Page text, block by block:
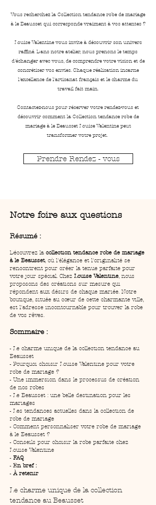
Vous recherchez la Collection tendance robe de mariage
à le Beausset qui corresponde vraiment à vos attentes ?
Louise Valentine vous invite à découvrir son univers
raffiné. Dans notre atelier, nous prenons le temps
d'échanger avec vous, de comprendre votre vision et de
concrétiser vos envies. Chaque réalisation incarne
l'excellence de l'artisanat français et le charme du
travail fait main.
Contactez-nous pour réserver votre rendez-vous et
découvrir comment la Collection tendance robe de
mariage à le Beausset Louise Valentine peut
transformer votre projet.
Prendre Rendez - vous
Notre foire aux questions
Résumé :
Découvrez la collection tendance robe de mariage
à le Beausset, où l'élégance et l'originalité se
rencontrent pour créer la tenue parfaite pour
votre jour spécial. Chez Louise Valentine, nous
proposons des créations sur mesure qui
répondent aux désirs de chaque mariée. Notre
boutique, située au cœur de cette charmante ville,
est l'adresse incontournable pour trouver la robe
de vos rêves.
Sommaire :
- Le charme unique de la collection tendance au
Beausset
- Pourquoi choisir Louise Valentine pour votre
robe de mariage ?
- Une immersion dans le processus de création
de nos robes
- Le Beausset : une belle destination pour les
mariages
- Les tendances actuelles dans la collection de
robe de mariage
- Comment personnaliser votre robe de mariage
à le Beausset ?
- Conseils pour choisir la robe parfaite chez
Louise Valentine
- FAQ
- En bref :
- À retenir
Le charme unique de la collection
tendance au Beausset